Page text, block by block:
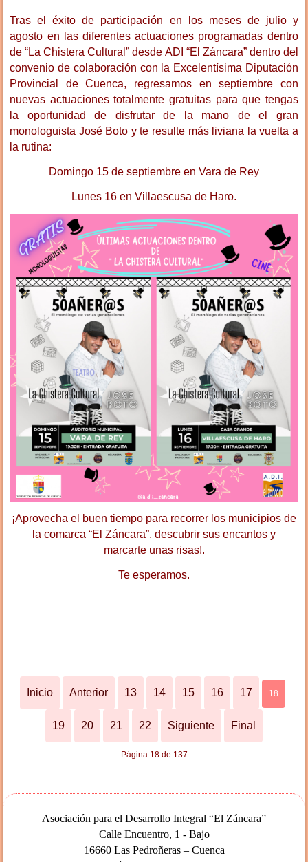
Tras el éxito de participación en los meses de julio y
agosto en las diferentes actuaciones programadas dentro
de “La Chistera Cultural” desde ADI “El Záncara” dentro del
convenio de colaboración con la Excelentísima Diputación
Provincial de Cuenca, regresamos en septiembre con
nuevas actuaciones totalmente gratuitas para que tengas
la oportunidad de disfrutar de la mano de el gran
monologuista José Boto y te resulte más liviana la vuelta a
la rutina:
Domingo 15 de septiembre en Vara de Rey
Lunes 16 en Villaescusa de Haro.
¡Aprovecha el buen tiempo para recorrer los municipios de
la comarca “El Záncara”, descubrir sus encantos y
marcarte unas risas!.
Te esperamos.
Inicio Anterior 13 14 15 16 17 18
19 20 21 22 Siguiente Final
Página 18 de 137
Asociación para el Desarrollo Integral “El Záncara”
Calle Encuentro, 1 - Bajo
16660 Las Pedroñeras – Cuenca